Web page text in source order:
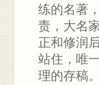
练的名著
责，大名
正和修润
站住，唯
理的存稿